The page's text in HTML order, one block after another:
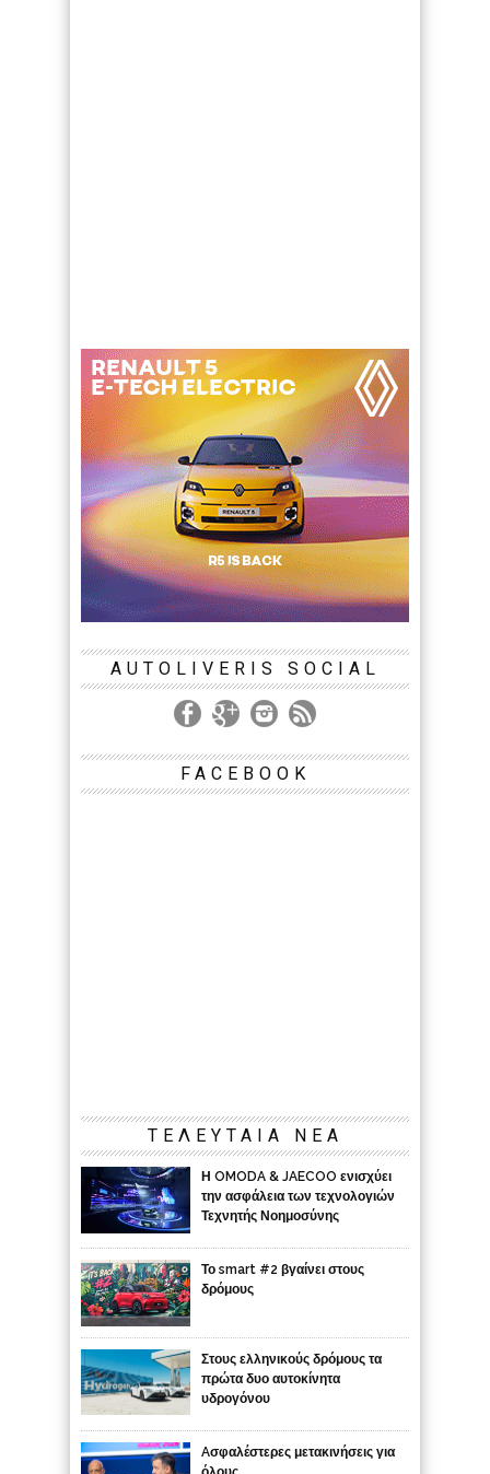
AUTOLIVERIS SOCIAL
FACEBOOK
ΤΕΛΕΥΤΑΙΑ ΝΕΑ
Η OMODA & JAECOO ενισχύει
την ασφάλεια των τεχνολογιών
Τεχνητής Νοημοσύνης
Το smart #2 βγαίνει στους
δρόμους
Στους ελληνικούς δρόμους τα
πρώτα δυο αυτοκίνητα
υδρογόνου
Aσφαλέστερες μετακινήσεις για